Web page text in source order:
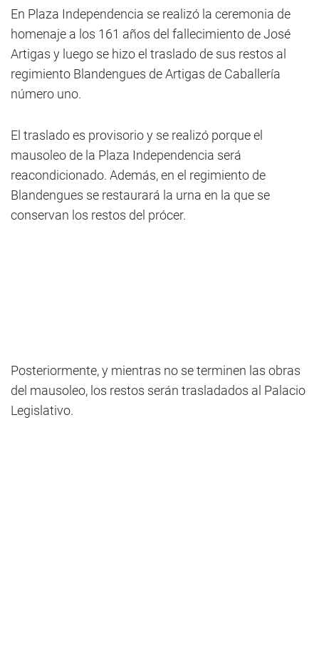
En Plaza Independencia se realizó la ceremonia de
homenaje a los 161 años del fallecimiento de José
Artigas y luego se hizo el traslado de sus restos al
regimiento Blandengues de Artigas de Caballería
número uno.
El traslado es provisorio y se realizó porque el
mausoleo de la Plaza Independencia será
reacondicionado. Además, en el regimiento de
Blandengues se restaurará la urna en la que se
conservan los restos del prócer.
Posteriormente, y mientras no se terminen las obras
del mausoleo, los restos serán trasladados al Palacio
Legislativo.